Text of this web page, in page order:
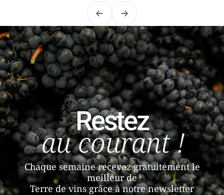
PrécédentSuivant
Restez
au courant !
Chaque semaine recevez gratuitement le
meilleur de
Terre de vins grâce à notre newsletter